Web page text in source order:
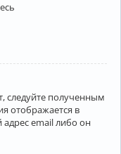
следуйте полученным
отображается в
email либо он